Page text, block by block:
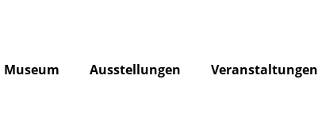
Museum Ausstellungen Veranstaltungen